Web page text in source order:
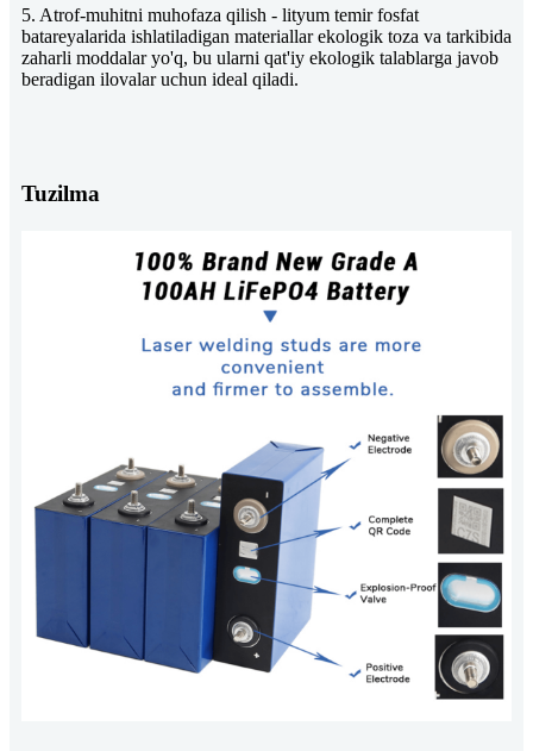
5. Atrof-muhitni muhofaza qilish - lityum temir fosfat
batareyalarida ishlatiladigan materiallar ekologik toza va tarkibida
zaharli moddalar yo'q, bu ularni qat'iy ekologik talablarga javob
beradigan ilovalar uchun ideal qiladi.
Tuzilma